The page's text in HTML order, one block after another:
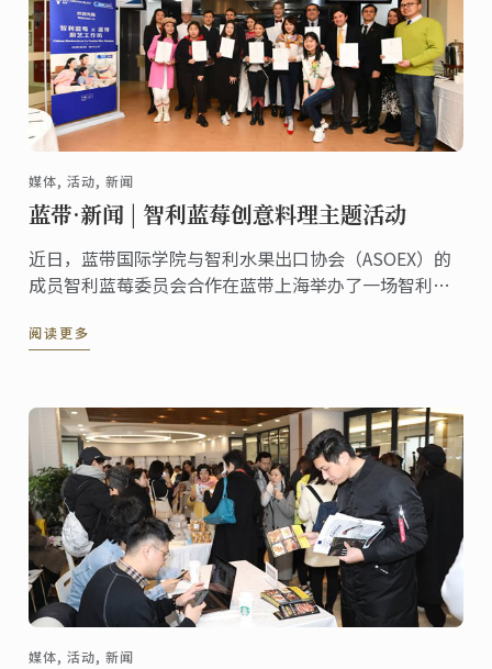
媒体, 活动, 新闻
蓝带·新闻 | 智利蓝莓创意料理主题活动
近日，蓝带国际学院与智利水果出口协会（ASOEX）的
成员智利蓝莓委员会合作在蓝带上海举办了一场智利蓝
阅读更多
媒体, 活动, 新闻